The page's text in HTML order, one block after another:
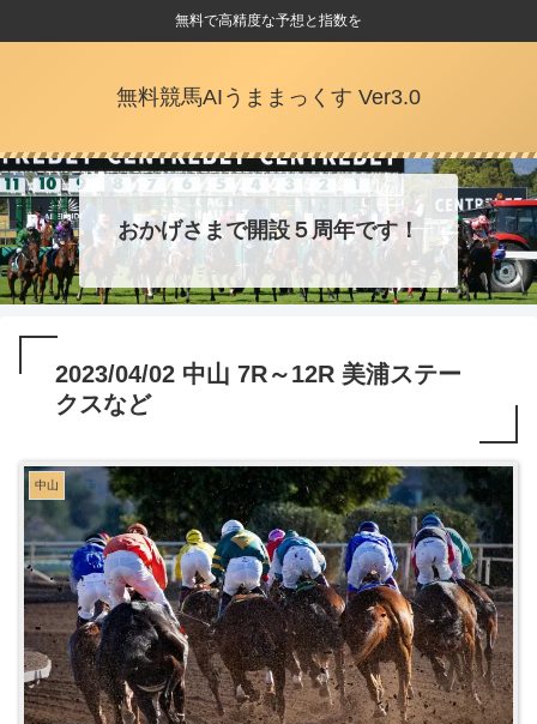
無料で高精度な予想と指数を
無料競馬AIうままっくす Ver3.0
おかげさまで開設５周年です！
2023/04/02 中山 7R～12R 美浦ステー
クスなど
中山